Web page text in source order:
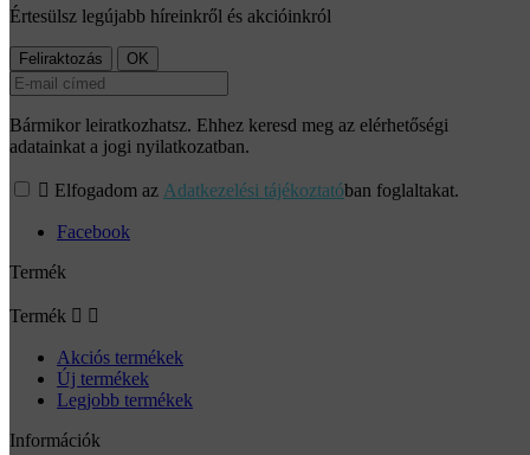
Értesülsz legújabb híreinkről és akcióinkról
Bármikor leiratkozhatsz. Ehhez keresd meg az elérhetőségi
adatainkat a jogi nyilatkozatban.
 Elfogadom az Adatkezelési tájékoztatóban foglaltakat.
Facebook
Termék
Termék  
Akciós termékek
Új termékek
Legjobb termékek
Információk